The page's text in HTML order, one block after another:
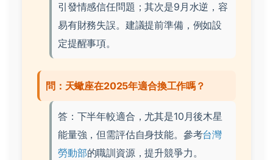
引發情感信任問題；其次是9月水逆，容
易有財務失誤。建議提前準備，例如設
定提醒事項。
問：天蠍座在2025年適合換工作嗎？
答：下半年較適合，尤其是10月後木星
能量強，但需評估自身技能。參考台灣
勞動部的職訓資源，提升競爭力。